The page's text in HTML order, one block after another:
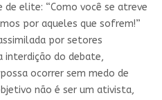
de elite: “Como você se atreve
por aqueles que sofrem!”
por setores
interdição do debate,
ocorrer sem medo de
não é ser um ativista,